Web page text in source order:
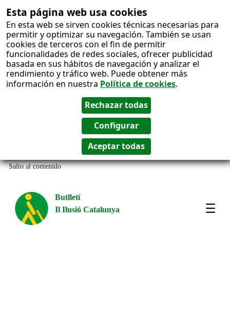
Esta página web usa cookies
En esta web se sirven cookies técnicas necesarias para
permitir y optimizar su navegación. También se usan
cookies de terceros con el fin de permitir
funcionalidades de redes sociales, ofrecer publicidad
basada en sus hábitos de navegación y analizar el
rendimiento y tráfico web. Puede obtener más
información en nuestra Política de cookies.
Salto al contenido
Butlletí
Il Ilusió Catalunya